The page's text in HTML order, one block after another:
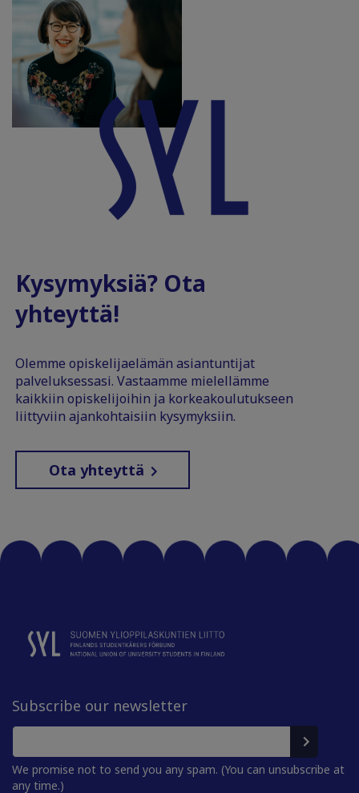
Kysymyksiä? Ota
yhteyttä!
Olemme opiskelijaelämän asiantuntijat
palveluksessasi. Vastaamme mielellämme
kaikkiin opiskelijoihin ja korkeakoulutukseen
liittyviin ajankohtaisiin kysymyksiin.
Ota yhteyttä
Subscribe our newsletter
We promise not to send you any spam. (You can unsubscribe at
any time.)